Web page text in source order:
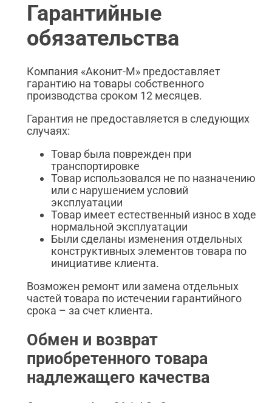
Гарантийные
обязательства
Компания «Аконит-М» предоставляет
гарантию на товары собственного
производства сроком 12 месяцев.
Гарантия не предоставляется в следующих
случаях:
Товар была поврежден при
транспортировке
Товар использовался не по назначению
или с нарушением условий
эксплуатации
Товар имеет естественный износ в ходе
нормальной эксплуатации
Были сделаны изменения отдельных
конструктивных элементов товара по
инициативе клиента.
Возможен ремонт или замена отдельных
частей товара по истечении гарантийного
срока – за счет клиента.
Обмен и возврат
приобретенного товара
надлежащего качества